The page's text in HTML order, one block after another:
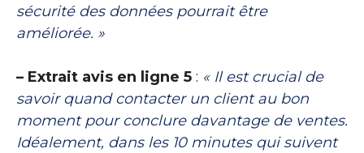
sécurité des données pourrait être
améliorée. »
– Extrait avis en ligne 5 : « Il est crucial de
savoir quand contacter un client au bon
moment pour conclure davantage de ventes.
Idéalement, dans les 10 minutes qui suivent